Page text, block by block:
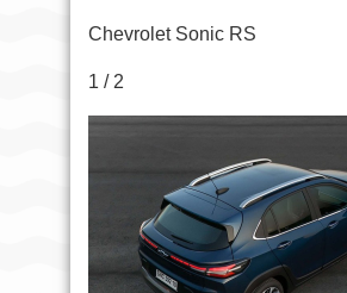
Chevrolet Sonic RS
1 / 2